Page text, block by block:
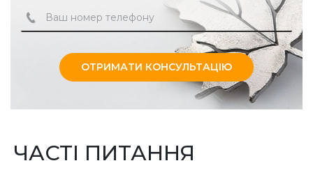
ОТРИМАТИ КОНСУЛЬТАЦІЮ
ЧАСТІ ПИТАННЯ